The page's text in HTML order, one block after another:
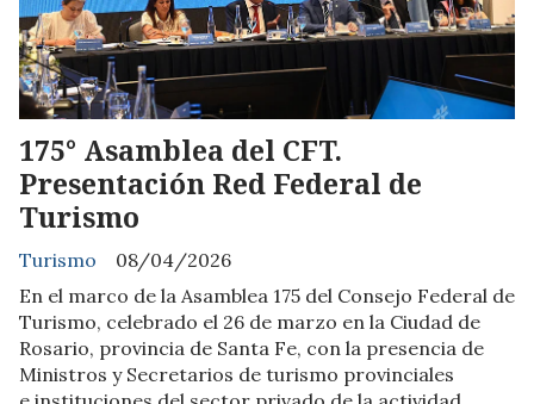
175° Asamblea del CFT.
Presentación Red Federal de
Turismo
Turismo
08/04/2026
En el marco de la Asamblea 175 del Consejo Federal de
Turismo, celebrado el 26 de marzo en la Ciudad de
Rosario, provincia de Santa Fe, con la presencia de
Ministros y Secretarios de turismo provinciales